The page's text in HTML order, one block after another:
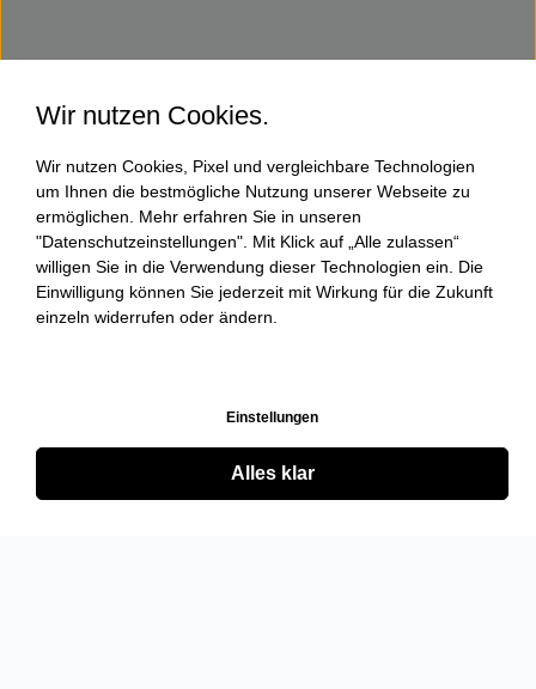
Wir nutzen Cookies.
Wir nutzen Cookies, Pixel und vergleichbare Technologien
um Ihnen die bestmögliche Nutzung unserer Webseite zu
ermöglichen. Mehr erfahren Sie in unseren
"Datenschutzeinstellungen". Mit Klick auf „Alle zulassen“
willigen Sie in die Verwendung dieser Technologien ein. Die
Einwilligung können Sie jederzeit mit Wirkung für die Zukunft
einzeln widerrufen oder ändern.
Einstellungen
Alles klar